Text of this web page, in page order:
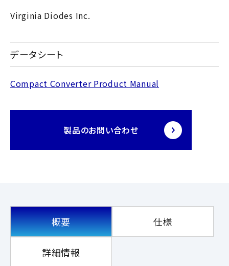
Virginia Diodes Inc.
データシート
Compact Converter Product Manual
製品のお問い合わせ
概要 仕様
詳細情報